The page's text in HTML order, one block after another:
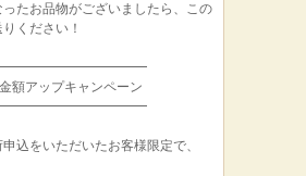
ったお品物がございましたら、この
ください！
額アップキャンペーン
込をいただいたお客様限定で、